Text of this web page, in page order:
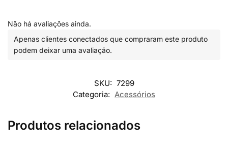
Não há avaliações ainda.
Apenas clientes conectados que compraram este produto
podem deixar uma avaliação.
SKU: 7299
Categoria: Acessórios
Produtos relacionados